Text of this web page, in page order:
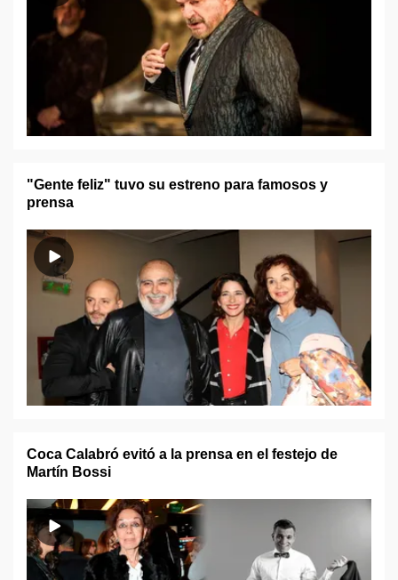
"Gente feliz" tuvo su estreno para famosos y
prensa
Coca Calabró evitó a la prensa en el festejo de
Martín Bossi